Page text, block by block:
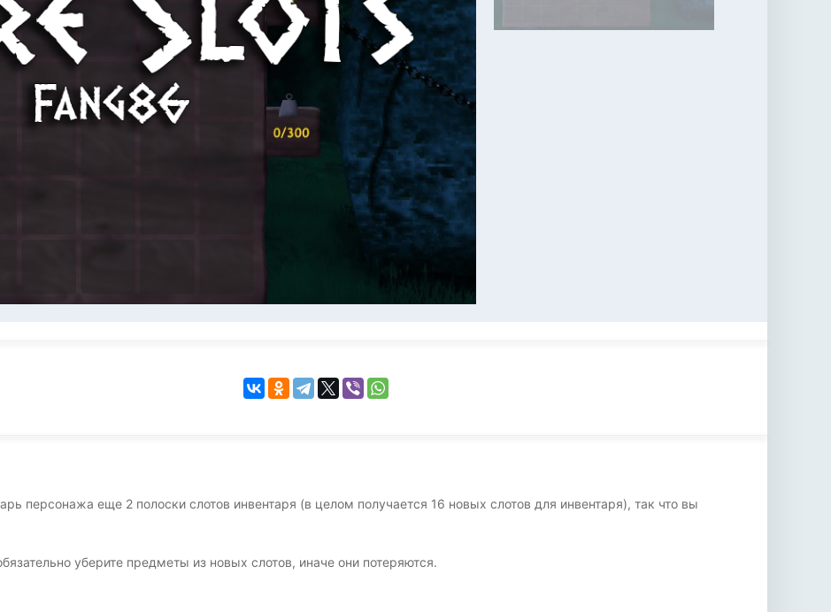
KINGDOM COME:
DELIVERANCE
бродилка
KENSHI
экшн
персонажа еще 2 полоски слотов инвентаря (в целом получается 16 новых слотов для инвентаря), так что вы
уберите предметы из новых слотов, иначе они потеряются.